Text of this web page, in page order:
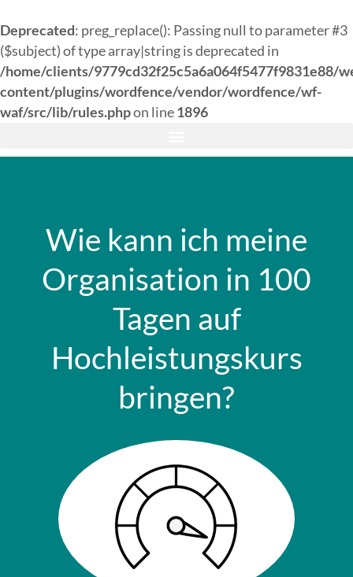
Deprecated: preg_replace(): Passing null to parameter #3
($subject) of type array|string is deprecated in
/home/clients/9779cd32f25c5a6a064f5477f9831e88/
content/plugins/wordfence/vendor/wordfence/wf-
waf/src/lib/rules.phpon line1896
Wie kann ich meine
Organisation in 100
Tagen auf
Hochleistungskurs
bringen?